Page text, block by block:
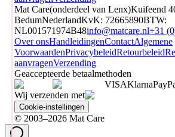
Mat Care(onderdeel van Lenx)Kuifeend
BedumNederlandKvK: 72665890BTW:
NL001571974B48info@matcare.nl+31
Over onsHandleidingenContactAlgemene
VoorwaardenPrivacybeleidRetourbeleid
aanvragenVerzending
Geaccepteerde betaalmethoden
VISAKlarnaPay
Wij verzenden met
Cookie-instellingen
© 2003–2026 Mat Care